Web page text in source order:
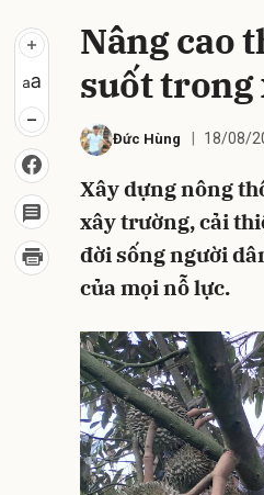
Nâng cao
suốt trong
Đức Hùng 18/08/
Xây dựng nông
xây trường, cải
đời sống người
của mọi nỗ lực.